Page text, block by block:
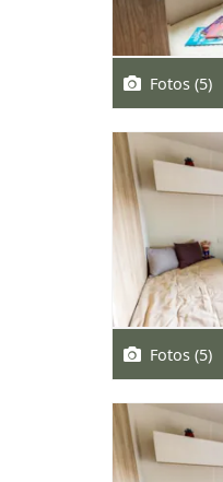
Fotos (5)
Fotos (5)